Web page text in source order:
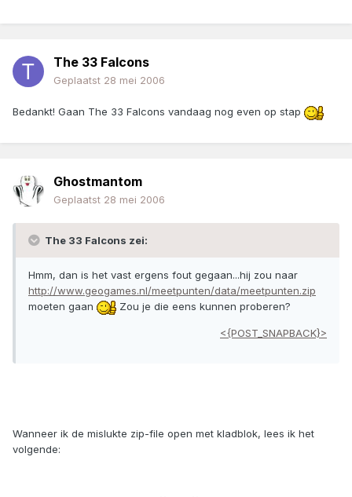
The 33 Falcons
Geplaatst 28 mei 2006
Bedankt! Gaan The 33 Falcons vandaag nog even op stap
Ghostmantom
Geplaatst 28 mei 2006
The 33 Falcons zei:
Hmm, dan is het vast ergens fout gegaan...hij zou naar
http://www.geogames.nl/meetpunten/data/meetpunten.zip
moeten gaan
Zou je die eens kunnen proberen?
<{POST_SNAPBACK}>
Wanneer ik de mislukte zip-file open met kladblok, lees ik het
volgende: